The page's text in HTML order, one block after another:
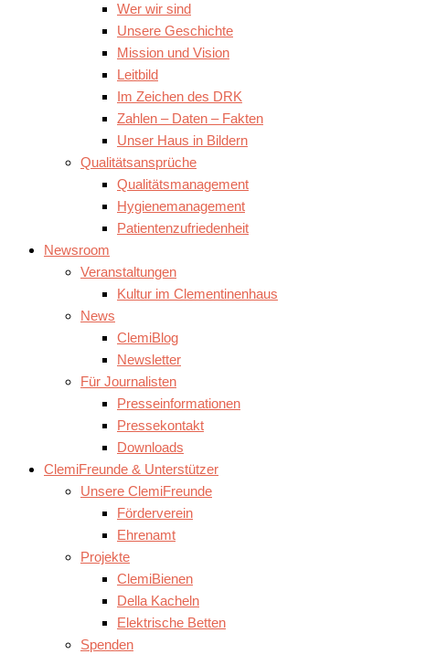
Wer wir sind
Unsere Geschichte
Mission und Vision
Leitbild
Im Zeichen des DRK
Zahlen – Daten – Fakten
Unser Haus in Bildern
Qualitätsansprüche
Qualitätsmanagement
Hygienemanagement
Patientenzufriedenheit
Newsroom
Veranstaltungen
Kultur im Clementinenhaus
News
ClemiBlog
Newsletter
Für Journalisten
Presseinformationen
Pressekontakt
Downloads
ClemiFreunde & Unterstützer
Unsere ClemiFreunde
Förderverein
Ehrenamt
Projekte
ClemiBienen
Della Kacheln
Elektrische Betten
Spenden